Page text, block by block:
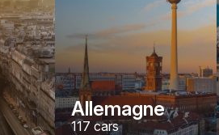
Allemagne
117 cars